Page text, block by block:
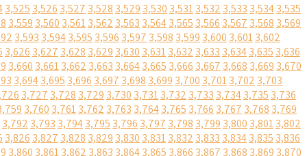
3,525 3,526 3,527 3,528 3,529 3,530 3,5313,532 3,533 3,5343,535
3,559 3,560 3,5613,562 3,563 3,5643,565 3,566 3,567 3,568 3,569
3,593 3,5943,595 3,596 3,597 3,598 3,599 3,600 3,6013,602
3,626 3,627 3,628 3,629 3,630 3,6313,632 3,633 3,6343,635 3,636
3,660 3,6613,662 3,663 3,6643,665 3,666 3,667 3,668 3,669 3,670
3,6943,695 3,696 3,697 3,698 3,699 3,700 3,7013,702 3,703
3,727 3,728 3,729 3,730 3,7313,732 3,733 3,7343,735 3,736
3,760 3,7613,762 3,763 3,7643,765 3,766 3,767 3,768 3,769
3,792 3,793 3,7943,795 3,796 3,797 3,798 3,799 3,800 3,8013,802
3,826 3,827 3,828 3,829 3,830 3,8313,832 3,833 3,8343,835 3,836
3,860 3,8613,862 3,863 3,8643,865 3,866 3,867 3,868 3,869 3,870